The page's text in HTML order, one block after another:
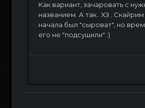
Как вариант, зачаровать с
названием. А так.. ХЗ..
начала был "сыроват", но
его не "подсушили" :)